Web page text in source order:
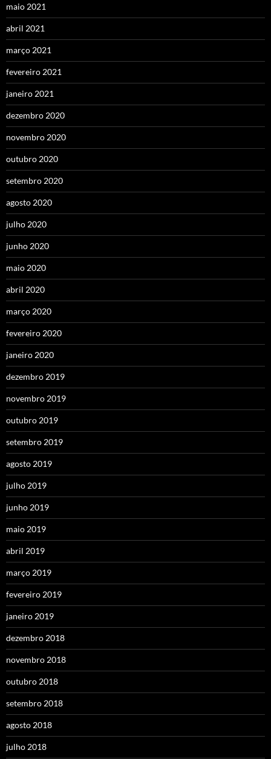
maio 2021
abril 2021
março 2021
fevereiro 2021
janeiro 2021
dezembro 2020
novembro 2020
outubro 2020
setembro 2020
agosto 2020
julho 2020
junho 2020
maio 2020
abril 2020
março 2020
fevereiro 2020
janeiro 2020
dezembro 2019
novembro 2019
outubro 2019
setembro 2019
agosto 2019
julho 2019
junho 2019
maio 2019
abril 2019
março 2019
fevereiro 2019
janeiro 2019
dezembro 2018
novembro 2018
outubro 2018
setembro 2018
agosto 2018
julho 2018